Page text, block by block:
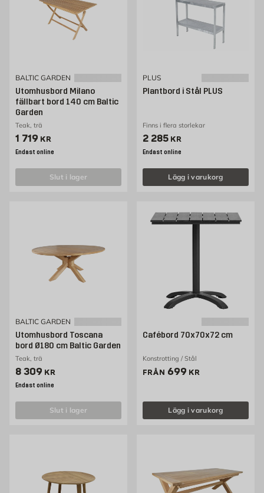
BALTIC GARDEN
Utomhusbord Milano
fällbart bord 140 cm Baltic
Garden
Teak, trä
Pris 1719 kr
1 719 KR
Endast online
slut i lager
PLUS
Plantbord i Stål PLUS
Finns i flera storlekar
Pris 2285 kr
2 285 KR
Endast online
Lägg i varukorg
BALTIC GARDEN
Utomhusbord Toscana
bord Ø180 cm Baltic Garden
Teak, trä
Pris 8309 kr
8 309 KR
Endast online
slut i lager
Cafébord 70x70x72 cm
Konstrotting / Stål
FRÅN Pris 699 kr
699 KR
Lägg i varukorg